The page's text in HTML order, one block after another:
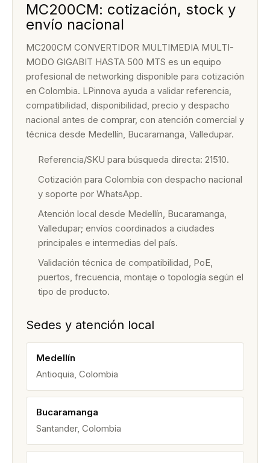
MC200CM: cotización, stock y
envío nacional
MC200CM CONVERTIDOR MULTIMEDIA MULTI-
MODO GIGABIT HASTA 500 MTS es un equipo
profesional de networking disponible para cotización
en Colombia. LPinnova ayuda a validar referencia,
compatibilidad, disponibilidad, precio y despacho
nacional antes de comprar, con atención comercial y
técnica desde Medellín, Bucaramanga, Valledupar.
Referencia/SKU para búsqueda directa: 21510.
Cotización para Colombia con despacho nacional
y soporte por WhatsApp.
Atención local desde Medellín, Bucaramanga,
Valledupar; envíos coordinados a ciudades
principales e intermedias del país.
Validación técnica de compatibilidad, PoE,
puertos, frecuencia, montaje o topología según el
tipo de producto.
Sedes y atención local
Medellín
Antioquia, Colombia
Bucaramanga
Santander, Colombia